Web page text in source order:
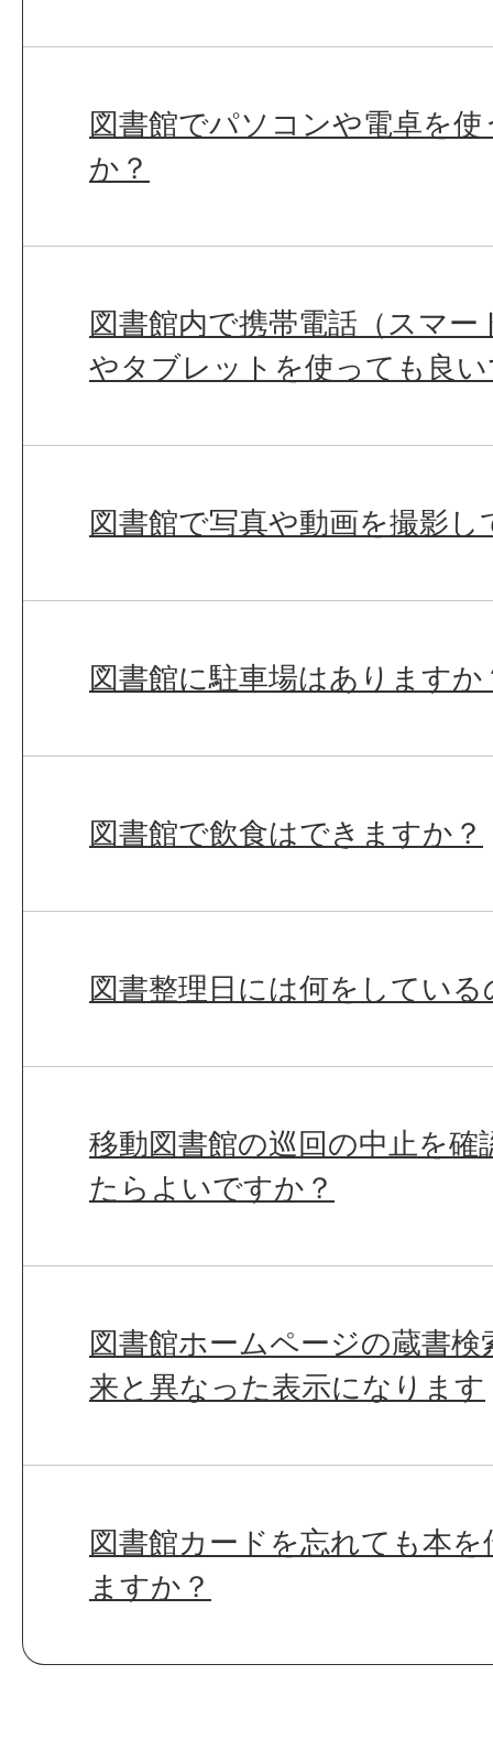
図書館でパソコンや電卓を
か？
図書館内で携帯電話（スマ
やタブレットを使っても良
図書館で写真や動画を撮影
図書館に駐車場はありますか
図書館で飲食はできますか？
図書整理日には何をしてい
移動図書館の巡回の中止を
たらよいですか？
図書館ホームページの蔵書
来と異なった表示になります
図書館カードを忘れても本
ますか？